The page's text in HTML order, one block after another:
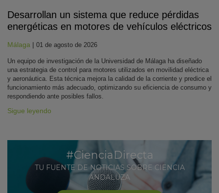
Desarrollan un sistema que reduce pérdidas
energéticas en motores de vehículos eléctricos
Málaga | 01 de agosto de 2026
Un equipo de investigación de la Universidad de Málaga ha diseñado
una estrategia de control para motores utilizados en movilidad eléctrica
y aeronáutica. Esta técnica mejora la calidad de la corriente y predice el
funcionamiento más adecuado, optimizando su eficiencia de consumo y
respondiendo ante posibles fallos.
Sigue leyendo
#CienciaDirecta
TU FUENTE DE NOTICIAS SOBRE CIENCIA
ANDALUZA